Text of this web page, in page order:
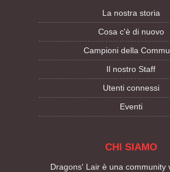
La nostra storia
Cosa c'è di nuovo
Campioni della
Il nostro Staff
Utenti connessi
Eventi
CHI SIAMO
Dragons' Lair è una community